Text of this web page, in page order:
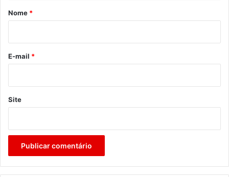
r
*
Nome *
E-mail *
Site